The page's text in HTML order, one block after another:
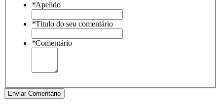
*Apelido
*Título do seu comentário
*Comentário
Enviar Comentário